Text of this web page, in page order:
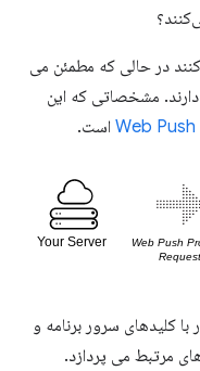
در حالی که مطمئن می
مشخصاتی که این
است.
کلیدهای سرور برنامه و
مرتبط می پردازد.